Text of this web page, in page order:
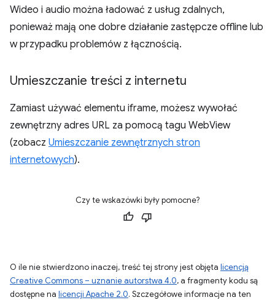
Wideo i audio można ładować z usług zdalnych,
ponieważ mają one dobre działanie zastępcze offline lub
w przypadku problemów z łącznością.
Umieszczanie treści z internetu
Zamiast używać elementu iframe, możesz wywołać
zewnętrzny adres URL za pomocą tagu WebView
(zobacz Umieszczanie zewnętrznych stron
internetowych).
Czy te wskazówki były pomocne?
O ile nie stwierdzono inaczej, treść tej strony jest objęta licencją
Creative Commons – uznanie autorstwa 4.0, a fragmenty kodu są
dostępne na licencji Apache 2.0. Szczegółowe informacje na ten